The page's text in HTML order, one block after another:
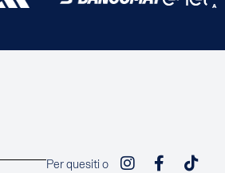
Per quesiti o